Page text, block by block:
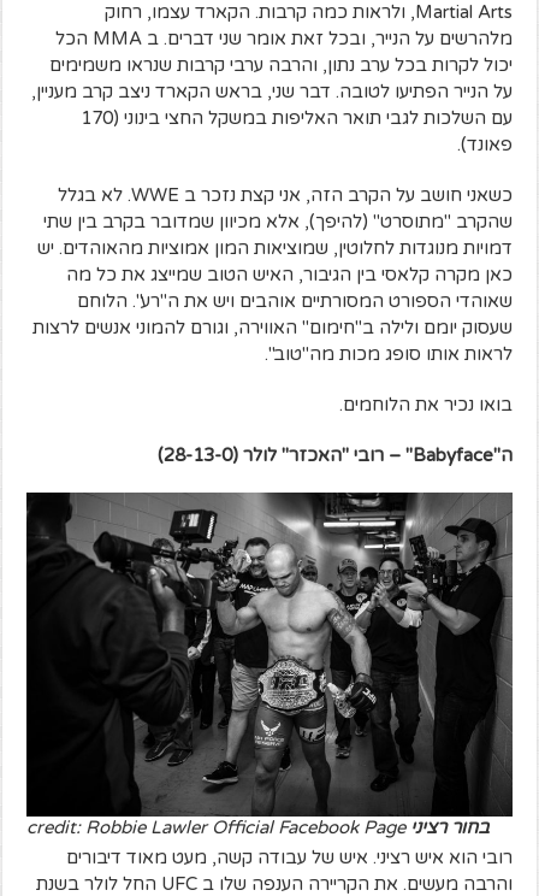
Martial Arts, ולראות כמה קרבות. הקארד עצמו, רחוק
מלהרשים על הנייר, ובכל זאת אומר שני דברים. ב MMA הכל
יכול לקרות בכל ערב נתון, והרבה ערבי קרבות שנראו משמימים
על הנייר הפתיעו לטובה. דבר שני, בראש הקארד ניצב קרב מעניין,
עם השלכות לגבי תואר האליפות במשקל החצי בינוני (170
פאונד).
כשאני חושב על הקרב הזה, אני קצת נזכר ב WWE. לא בגלל
שהקרב "מתוסרט" (להיפך), אלא מכיוון שמדובר בקרב בין שתי
דמויות מנוגדות לחלוטין, שמוציאות המון אמוציות מהאוהדים. יש
כאן מקרה קלאסי בין הגיבור, האיש הטוב שמייצג את כל מה
שאוהדי הספורט המסורתיים אוהבים ויש את ה"רע". הלוחם
שעסוק יומם ולילה ב"חימום" האווירה, וגורם להמוני אנשים לרצות
לראות אותו סופג מכות מה"טוב".
בואו נכיר את הלוחמים.
ה"Babyface" – רובי "האכזר" לולר (28-13-0)
בחור רציני credit: Robbie Lawler Official Facebook Page
רובי הוא איש רציני. איש של עבודה קשה, מעט מאוד דיבורים
והרבה מעשים. את הקריירה הענפה שלו ב UFC החל לולר בשנת